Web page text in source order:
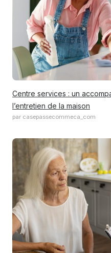
Centre services : un
l’entretien de la maison
par casepassecommeca_com